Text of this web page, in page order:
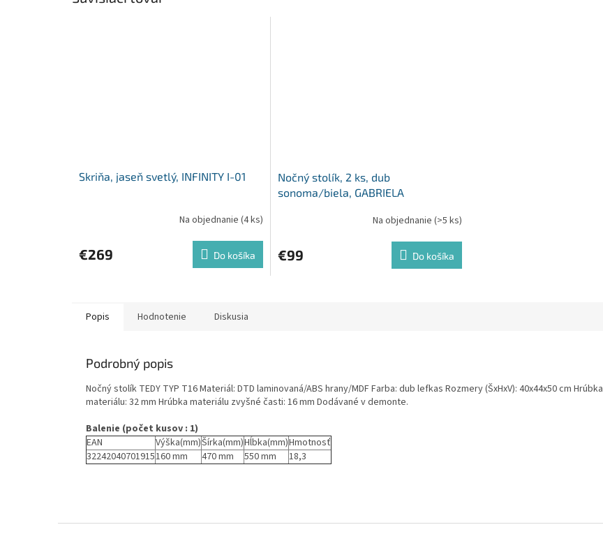
Skriňa, jaseň svetlý, INFINITY I-01
Na objednanie (4 ks)
€269 Do košíka
Nočný stolík, 2 ks, dub
sonoma/biela, GABRIELA
Na objednanie (>5 ks)
€99 Do košíka
Popis Hodnotenie Diskusia
Podrobný popis
Nočný stolík TEDY TYP T16 Materiál: DTD laminovaná/ABS hrany/MDF Farba: dub lefkas Rozmery (ŠxHxV): 40x44x50 cm Hrúbka
materiálu: 32 mm Hrúbka materiálu zvyšné časti: 16 mm Dodávané v demonte.
Balenie (počet kusov : 1)
EAN
Výška(mm)Šírka(mm)Hĺbka(mm)Hmotnosť
32242040701915160 mm 470 mm 550 mm 18,3